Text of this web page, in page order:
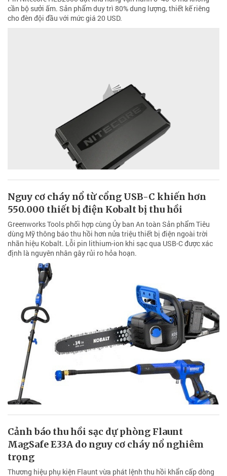
cần bộ sưởi ấm. Sản phẩm duy trì 80% dung lượng, thiết kế riêng
cho đèn đội đầu với mức giá 20 USD.
Nguy cơ cháy nổ từ cổng USB-C khiến hơn
550.000 thiết bị điện Kobalt bị thu hồi
Greenworks Tools phối hợp cùng Ủy ban An toàn Sản phẩm Tiêu
dùng Mỹ thông báo thu hồi hơn nửa triệu thiết bị điện ngoài trời
nhãn hiệu Kobalt. Lỗi pin lithium-ion khi sạc qua USB-C được xác
định là nguyên nhân gây rủi ro hỏa hoạn.
Cảnh báo thu hồi sạc dự phòng Flaunt
MagSafe E33A do nguy cơ cháy nổ nghiêm
trọng
Thương hiệu phụ kiện Flaunt vừa phát lệnh thu hồi khẩn cấp dòng